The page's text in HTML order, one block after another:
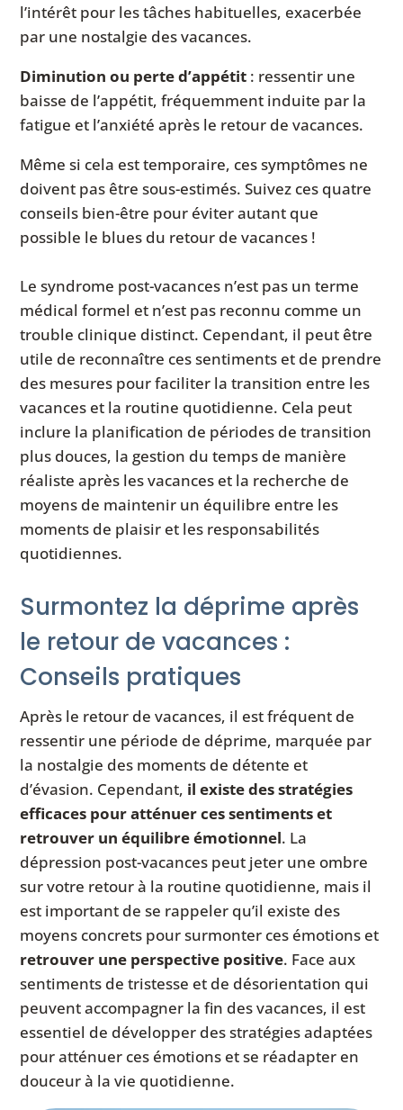
l’intérêt pour les tâches habituelles, exacerbée
par une nostalgie des vacances.
Diminution ou perte d’appétit : ressentir une
baisse de l’appétit, fréquemment induite par la
fatigue et l’anxiété après le retour de vacances.
Même si cela est temporaire, ces symptômes ne
doivent pas être sous-estimés. Suivez ces quatre
conseils bien-être pour éviter autant que
possible le blues du retour de vacances !
Le syndrome post-vacances n’est pas un terme
médical formel et n’est pas reconnu comme un
trouble clinique distinct. Cependant, il peut être
utile de reconnaître ces sentiments et de prendre
des mesures pour faciliter la transition entre les
vacances et la routine quotidienne. Cela peut
inclure la planification de périodes de transition
plus douces, la gestion du temps de manière
réaliste après les vacances et la recherche de
moyens de maintenir un équilibre entre les
moments de plaisir et les responsabilités
quotidiennes.
Surmontez la déprime après
le retour de vacances :
Conseils pratiques
Après le retour de vacances, il est fréquent de
ressentir une période de déprime, marquée par
la nostalgie des moments de détente et
d’évasion. Cependant, il existe des stratégies
efficaces pour atténuer ces sentiments et
retrouver un équilibre émotionnel. La
dépression post-vacances peut jeter une ombre
sur votre retour à la routine quotidienne, mais il
est important de se rappeler qu’il existe des
moyens concrets pour surmonter ces émotions et
retrouver une perspective positive. Face aux
sentiments de tristesse et de désorientation qui
peuvent accompagner la fin des vacances, il est
essentiel de développer des stratégies adaptées
pour atténuer ces émotions et se réadapter en
douceur à la vie quotidienne.